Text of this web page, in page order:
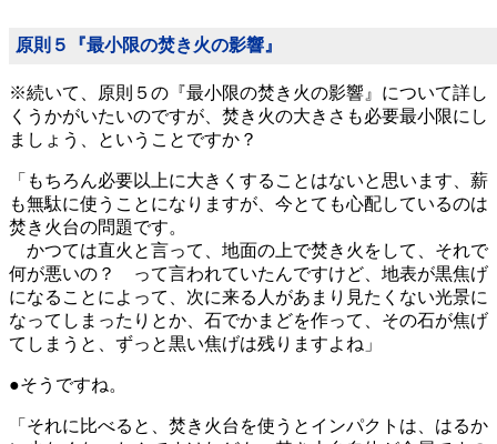
原則５『最小限の焚き火の影響』
※続いて、原則５の『最小限の焚き火の影響』について詳し
くうかがいたいのですが、焚き火の大きさも必要最小限にし
ましょう、ということですか？
「もちろん必要以上に大きくすることはないと思います、薪
も無駄に使うことになりますが、今とても心配しているのは
焚き火台の問題です。
かつては直火と言って、地面の上で焚き火をして、それで
何が悪いの？ って言われていたんですけど、地表が黒焦げ
になることによって、次に来る人があまり見たくない光景に
なってしまったりとか、石でかまどを作って、その石が焦げ
てしまうと、ずっと黒い焦げは残りますよね」
●そうですね。
「それに比べると、焚き火台を使うとインパクトは、はるか